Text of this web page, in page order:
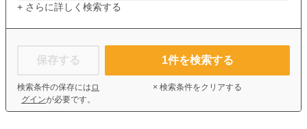
+ さらに詳しく検索する
保存する
検索条件の保存には ロ
グインが必要です。
1件を検索する
× 検索条件をクリアする